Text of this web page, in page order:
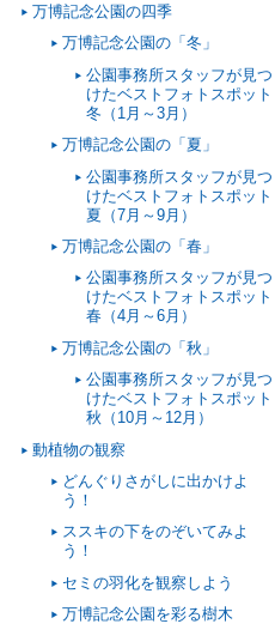
万博記念公園の四季
万博記念公園の「冬」
公園事務所スタッフが見つ
けたベストフォトスポット
冬（1月～3月）
万博記念公園の「夏」
公園事務所スタッフが見つ
けたベストフォトスポット
夏（7月～9月）
万博記念公園の「春」
公園事務所スタッフが見つ
けたベストフォトスポット
春（4月～6月）
万博記念公園の「秋」
公園事務所スタッフが見つ
けたベストフォトスポット
秋（10月～12月）
動植物の観察
どんぐりさがしに出かけよ
う！
ススキの下をのぞいてみよ
う！
セミの羽化を観察しよう
万博記念公園を彩る樹木